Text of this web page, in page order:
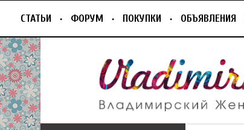
СТАТЬИ ФОРУМ ПОКУПКИ ОБЪЯВЛЕНИЯ